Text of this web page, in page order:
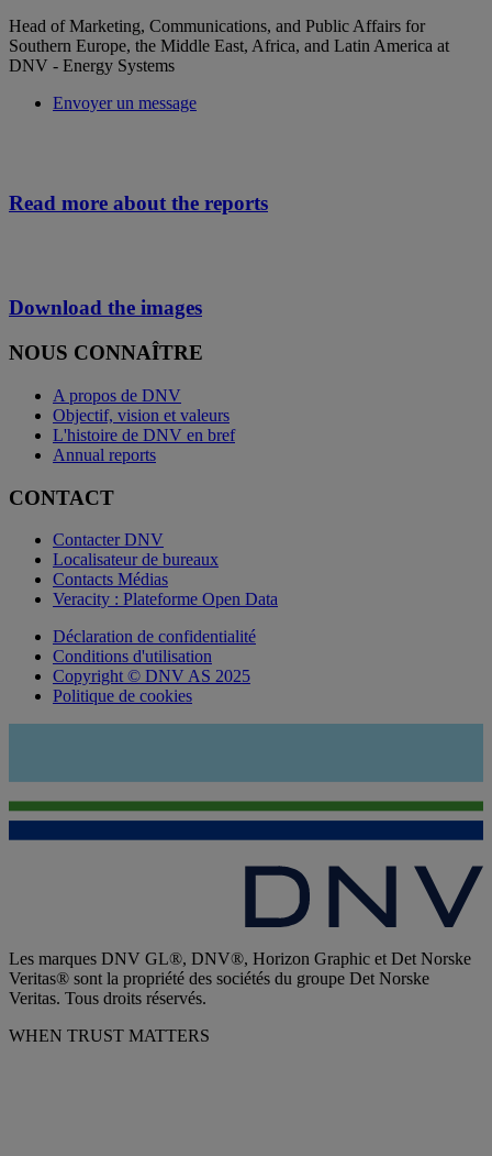
Head of Marketing, Communications, and Public Affairs for
Southern Europe, the Middle East, Africa, and Latin America at
DNV - Energy Systems
Envoyer un message
Read more about the reports
Download the images
NOUS CONNAÎTRE
A propos de DNV
Objectif, vision et valeurs
L'histoire de DNV en bref
Annual reports
CONTACT
Contacter DNV
Localisateur de bureaux
Contacts Médias
Veracity : Plateforme Open Data
Déclaration de confidentialité
Conditions d'utilisation
Copyright © DNV AS 2025
Politique de cookies
Les marques DNV GL®, DNV®, Horizon Graphic et Det Norske
Veritas® sont la propriété des sociétés du groupe Det Norske
Veritas. Tous droits réservés.
WHEN TRUST MATTERS